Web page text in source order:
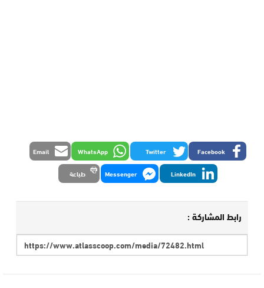
Facebook
Twitter
WhatsApp
Email
LinkedIn
Messenger طباعة
رابط المشاركة :